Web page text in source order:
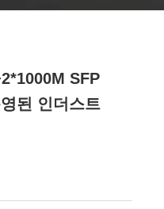
SFP
된 인더스트